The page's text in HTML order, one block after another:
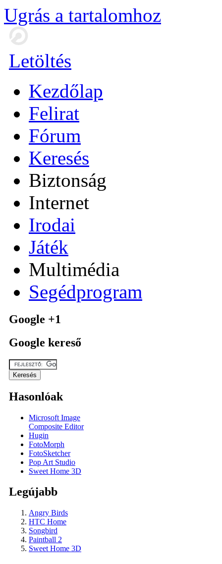
Ugrás a tartalomhoz
Letöltés
Kezdőlap
Felirat
Fórum
Keresés
Biztonság
Internet
Irodai
Játék
Multimédia
Segédprogram
Google +1
Google kereső
Hasonlóak
Microsoft Image
Composite Editor
Hugin
FotoMorph
FotoSketcher
Pop Art Studio
Sweet Home 3D
Legújabb
Angry Birds
HTC Home
Songbird
Paintball 2
Sweet Home 3D